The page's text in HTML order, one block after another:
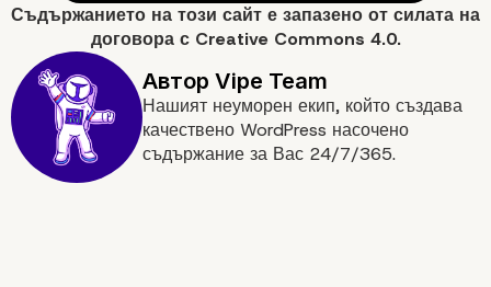
Съдържанието на този сайт е запазено от силата на
договора с Creative Commons 4.0.
Нашият неуморен екип, който създава
качествено WordPress насочено
съдържание за Вас 24/7/365.